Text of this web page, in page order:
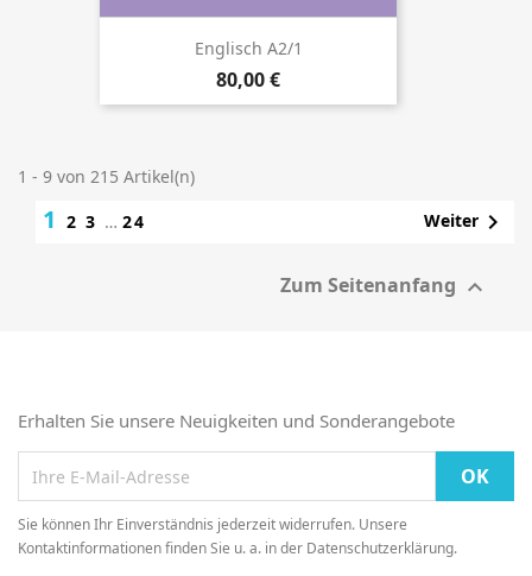
Englisch A2/1
80,00 €
1 - 9 von 215 Artikel(n)
1 2 3 … 24 Weiter 
Zum Seitenanfang 
Erhalten Sie unsere Neuigkeiten und Sonderangebote
Sie können Ihr Einverständnis jederzeit widerrufen. Unsere
Kontaktinformationen finden Sie u. a. in der Datenschutzerklärung.